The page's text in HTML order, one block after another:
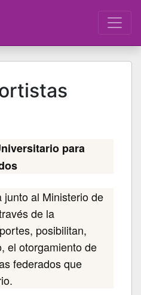
para
junto al Ministerio de
de la
posibilitan,
el otorgamiento de
federados que